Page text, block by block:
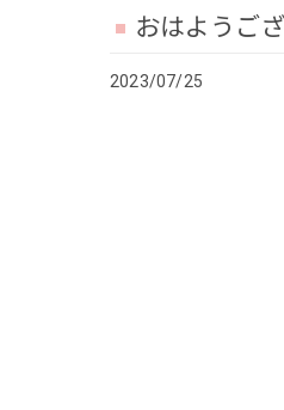
おはようご
2023/07/25